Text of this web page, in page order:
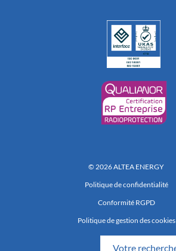
© 2026 ALTEA ENERGY
Politique de confidentialité
Conformité RGPD
Politique de gestion des cookies
Réalisation 222